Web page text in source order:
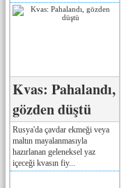
Kvas: Pahalandı,
gözden düştü
Rusya'da çavdar ekmeği veya
maltın mayalanmasıyla
hazırlanan geleneksel yaz
içeceği kvasın fiy...